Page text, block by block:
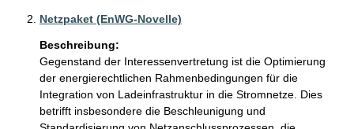
Netzpaket (EnWG-Novelle)
Beschreibung:
Gegenstand der Interessenvertretung ist die Optimierung
der energierechtlichen Rahmenbedingungen für die
Integration von Ladeinfrastruktur in die Stromnetze. Dies
betrifft insbesondere die Beschleunigung und